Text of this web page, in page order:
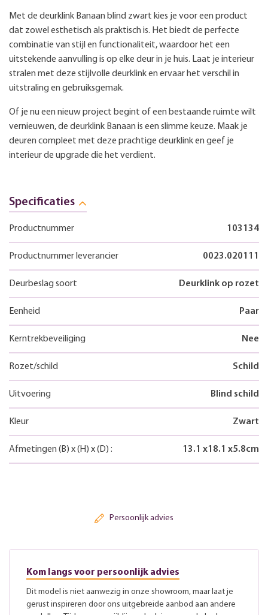
Met de deurklink Banaan blind zwart kies je voor een product
dat zowel esthetisch als praktisch is. Het biedt de perfecte
combinatie van stijl en functionaliteit, waardoor het een
uitstekende aanvulling is op elke deur in je huis. Laat je interieur
stralen met deze stijlvolle deurklink en ervaar het verschil in
uitstraling en gebruiksgemak.
Of je nu een nieuw project begint of een bestaande ruimte wilt
vernieuwen, de deurklink Banaan is een slimme keuze. Maak je
deuren compleet met deze prachtige deurklink en geef je
interieur de upgrade die het verdient.
Specificaties
Productnummer 103134
Productnummer leverancier 0023.020111
Deurbeslag soort Deurklink op rozet
Eenheid Paar
Kerntrekbeveiliging Nee
Rozet/schild Schild
Uitvoering Blind schild
Kleur Zwart
Afmetingen (B) x(H) x(D) : 13.1 x18.1 x5.8cm
Persoonlijk advies
Kom langs voor persoonlijk advies
Dit model is niet aanwezig in onze showroom, maar laat je
gerust inspireren door ons uitgebreide aanbod aan andere